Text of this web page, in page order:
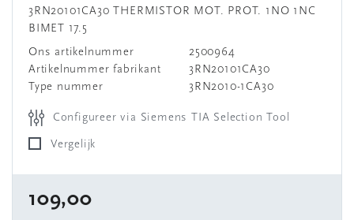
3RN20101CA30 THERMISTOR MOT. PROT. 1NO 1NC
BIMET 17.5
Ons artikelnummer
2500964
Artikelnummer fabrikant
3RN20101CA30
Type nummer
3RN2010-1CA30
Configureer via Siemens TIA Selection Tool
Vergelijk
109,00